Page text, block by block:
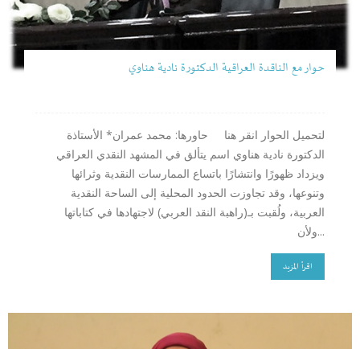
حوار مع الناقدة العراقية الدكتورة نادية هناوي
لتحميل الحوار انقر هنا حاورها: محمد عمران* الأستاذة
الدكتورة نادية هناوي اسم يتألق في المشهد النقدي العراقي
ويزداد ظهورًا وانتشارًا باتساع الممارسات النقدية وثرائها
وتنوعها، وقد تجاوزت الحدود المحلية إلى الساحة النقدية
العربية، ولُقبت بـ(راهبة النقد العربي) لاجتهادها في كتاباتها
ولأن...
اقرأ المزيد